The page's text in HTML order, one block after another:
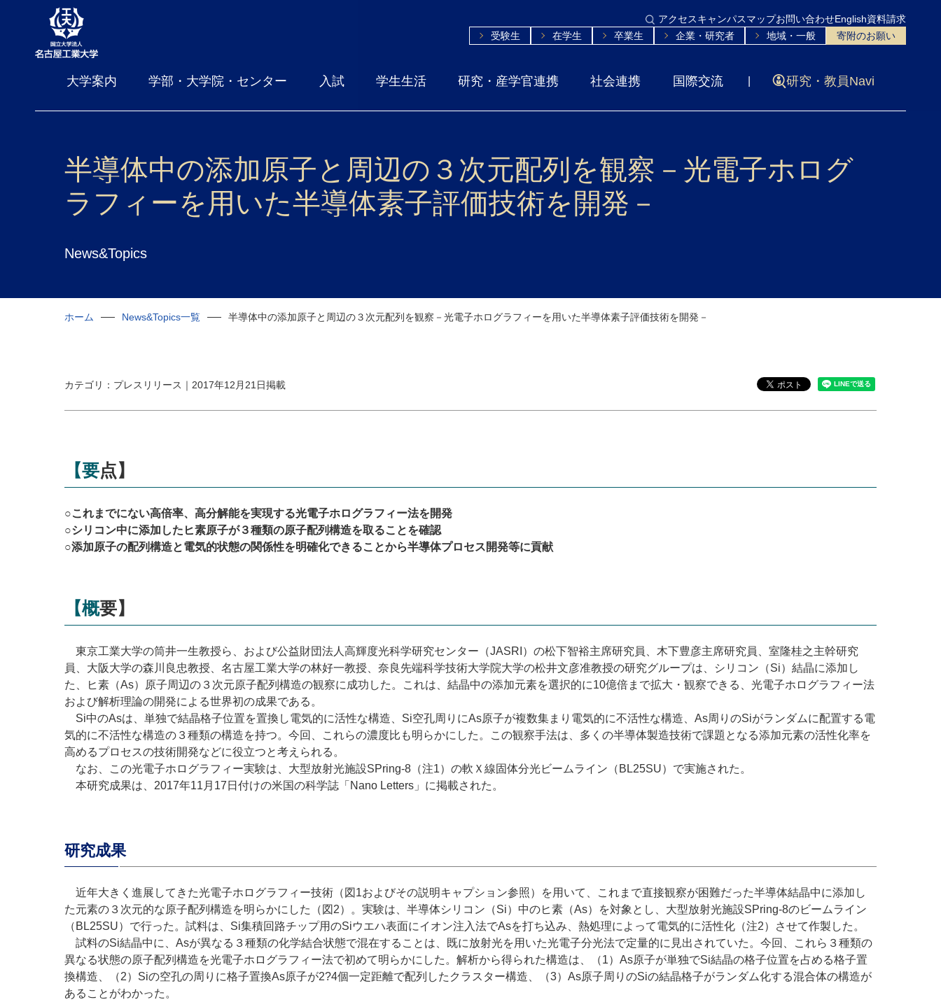
アクセスキャンパスマップお問い合わせEnglish資料請求
受験生
在学生 卒業生 企業・研究者 地域・一般 寄附のお願い
大学案内 学部・大学院・センター 入試 学生生活 研究・産学官連携 社会連携 国際交流 研究・教員Navi
半導体中の添加原子と周辺の３次元配列を観察－光電子ホログ
ラフィーを用いた半導体素子評価技術を開発－
News&Topics
ホーム News&Topics一覧 半導体中の添加原子と周辺の３次元配列を観察－光電子ホログラフィーを用いた半導体素子評価技術を開発－
カテゴリ：プレスリリース｜2017年12月21日掲載
【要点】
○これまでにない高倍率、高分解能を実現する光電子ホログラフィー法を開発
○シリコン中に添加したヒ素原子が３種類の原子配列構造を取ることを確認
○添加原子の配列構造と電気的状態の関係性を明確化できることから半導体プロセス開発等に貢献
【概要】
東京工業大学の筒井一生教授ら、および公益財団法人高輝度光科学研究センター（JASRI）の松下智裕主席研究員、木下豊彦主席研究員、室隆桂之主幹研究
員、大阪大学の森川良忠教授、名古屋工業大学の林好一教授、奈良先端科学技術大学院大学の松井文彦准教授の研究グループは、シリコン（Si）結晶に添加し
た、ヒ素（As）原子周辺の３次元原子配列構造の観察に成功した。これは、結晶中の添加元素を選択的に10億倍まで拡大・観察できる、光電子ホログラフィー法
および解析理論の開発による世界初の成果である。
Si中のAsは、単独で結晶格子位置を置換し電気的に活性な構造、Si空孔周りにAs原子が複数集まり電気的に不活性な構造、As周りのSiがランダムに配置する電
気的に不活性な構造の３種類の構造を持つ。今回、これらの濃度比も明らかにした。この観察手法は、多くの半導体製造技術で課題となる添加元素の活性化率を
高めるプロセスの技術開発などに役立つと考えられる。
なお、この光電子ホログラフィー実験は、大型放射光施設SPring-8（注1）の軟Ｘ線固体分光ビームライン（BL25SU）で実施された。
本研究成果は、2017年11月17日付けの米国の科学誌「Nano Letters」に掲載された。
研究成果
近年大きく進展してきた光電子ホログラフィー技術（図1およびその説明キャプション参照）を用いて、これまで直接観察が困難だった半導体結晶中に添加し
た元素の３次元的な原子配列構造を明らかにした（図2）。実験は、半導体シリコン（Si）中のヒ素（As）を対象とし、大型放射光施設SPring-8のビームライン
（BL25SU）で行った。試料は、Si集積回路チップ用のSiウエハ表面にイオン注入法でAsを打ち込み、熱処理によって電気的に活性化（注2）させて作製した。
試料のSi結晶中に、Asが異なる３種類の化学結合状態で混在することは、既に放射光を用いた光電子分光法で定量的に見出されていた。今回、これら３種類の
異なる状態の原子配列構造を光電子ホログラフィー法で初めて明らかにした。解析から得られた構造は、（1）As原子が単独でSi結晶の格子位置を占める格子置
換構造、（2）Siの空孔の周りに格子置換As原子が2?4個一定距離で配列したクラスター構造、（3）As原子周りのSiの結晶格子がランダム化する混合体の構造が
あることがわかった。